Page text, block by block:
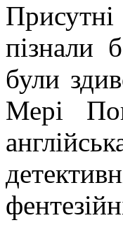
пізнали
були
Мері